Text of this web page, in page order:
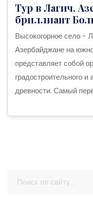
Тур в Лагич.
бриллиант
Высокогорное село -
Азербайджане на
представляет собой
градостроительного и
древности. Самый